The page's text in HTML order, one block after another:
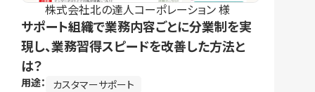
株式会社北の達人コーポレーション 様
サポート組織で業務内容ごとに分業制を実
現し、業務習得スピードを改善した方法と
は？
用途：
カスタマーサポート